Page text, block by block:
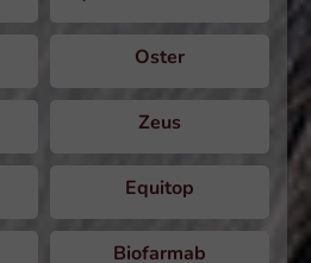
Oster
Zeus
Equitop
Biofarmab